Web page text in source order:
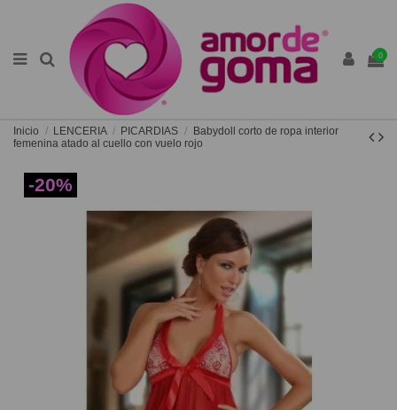
0
Inicio LENCERIA PICARDIAS
Babydoll corto de ropa interior
femenina atado al cuello con vuelo rojo
-20%